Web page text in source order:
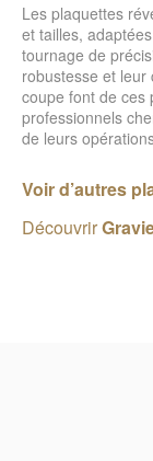
Les plaquettes
et tailles,
tournage de
robustesse et
coupe font de ces
professionnels
de leurs
Voir d’autres
Découvrir